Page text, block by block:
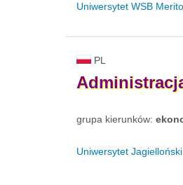
Uniwersytet WSB
PL
grupa kierunków:
Uniwersytet